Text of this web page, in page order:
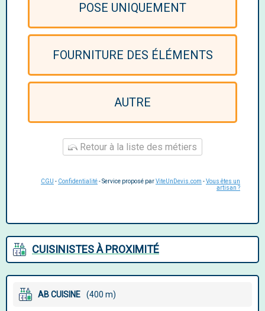
POSE UNIQUEMENT
FOURNITURE DES ÉLÉMENTS
AUTRE
Retour à la liste des métiers
CGU - Confidentialité- Service proposé parViteUnDevis.com -Vous êtes un
artisan ?
CUISINISTES À PROXIMITÉ
AB CUISINE (400 m)